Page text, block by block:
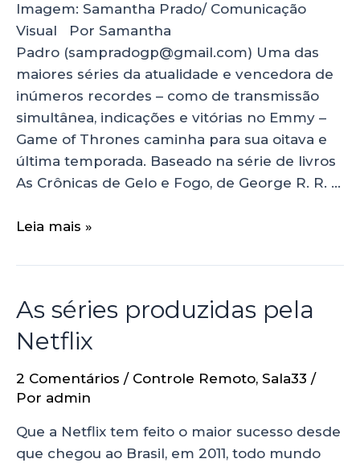
Imagem: Samantha Prado/ Comunicação
Visual Por Samantha
Padro (sampradogp@gmail.com) Uma das
maiores séries da atualidade e vencedora de
inúmeros recordes – como de transmissão
simultânea, indicações e vitórias no Emmy –
Game of Thrones caminha para sua oitava e
última temporada. Baseado na série de livros
As Crônicas de Gelo e Fogo, de George R. R. …
Leia mais »
As séries produzidas pela
Netflix
2 Comentários / Controle Remoto, Sala33 /
Por admin
Que a Netflix tem feito o maior sucesso desde
que chegou ao Brasil, em 2011, todo mundo